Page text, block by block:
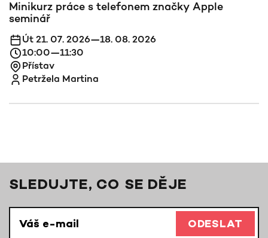
Minikurz práce s telefonem značky Apple
seminář
Út 21. 07. 2026—18. 08. 2026
10:00—11:30
Přístav
Petržela Martina
SLEDUJTE, CO SE DĚJE
ODESLAT